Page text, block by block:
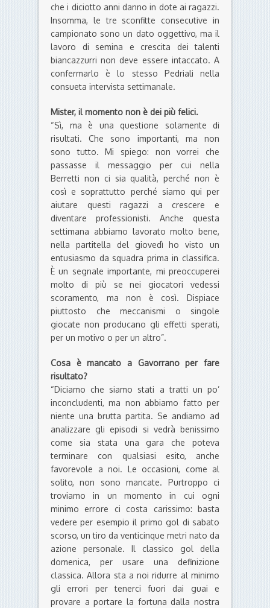
che i diciotto anni danno in dote ai ragazzi.
Insomma, le tre sconfitte consecutive in
campionato sono un dato oggettivo, ma il
lavoro di semina e crescita dei talenti
biancazzurri non deve essere intaccato. A
confermarlo è lo stesso Pedriali nella
consueta intervista settimanale.
Mister, il momento non è dei più felici.
“Sì, ma è una questione solamente di
risultati. Che sono importanti, ma non
sono tutto. Mi spiego: non vorrei che
passasse il messaggio per cui nella
Berretti non ci sia qualità, perché non è
così e soprattutto perché siamo qui per
aiutare questi ragazzi a crescere e
diventare professionisti. Anche questa
settimana abbiamo lavorato molto bene,
nella partitella del giovedì ho visto un
entusiasmo da squadra prima in classifica.
È un segnale importante, mi preoccuperei
molto di più se nei giocatori vedessi
scoramento, ma non è così. Dispiace
piuttosto che meccanismi o singole
giocate non producano gli effetti sperati,
per un motivo o per un altro”.
Cosa è mancato a Gavorrano per fare
risultato?
“Diciamo che siamo stati a tratti un po’
inconcludenti, ma non abbiamo fatto per
niente una brutta partita. Se andiamo ad
analizzare gli episodi si vedrà benissimo
come sia stata una gara che poteva
terminare con qualsiasi esito, anche
favorevole a noi. Le occasioni, come al
solito, non sono mancate. Purtroppo ci
troviamo in un momento in cui ogni
minimo errore ci costa carissimo: basta
vedere per esempio il primo gol di sabato
scorso, un tiro da venticinque metri nato da
azione personale. Il classico gol della
domenica, per usare una definizione
classica. Allora sta a noi ridurre al minimo
gli errori per tenerci fuori dai guai e
provare a portare la fortuna dalla nostra